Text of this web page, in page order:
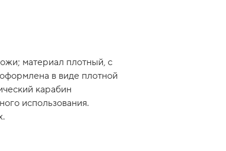
материал плотный, с
в виде плотной
карабин
использования.